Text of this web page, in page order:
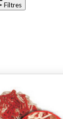
Filtres